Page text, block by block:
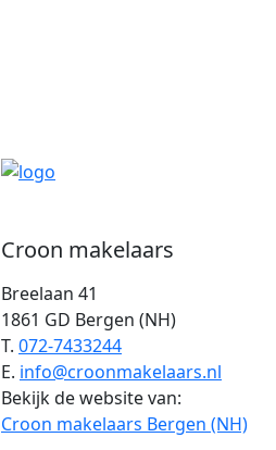
Croon makelaars
Breelaan 41
1861 GD Bergen (NH)
T. 072-7433244
E. info@croonmakelaars.nl
Bekijk de website van:
Croon makelaars Bergen (NH)